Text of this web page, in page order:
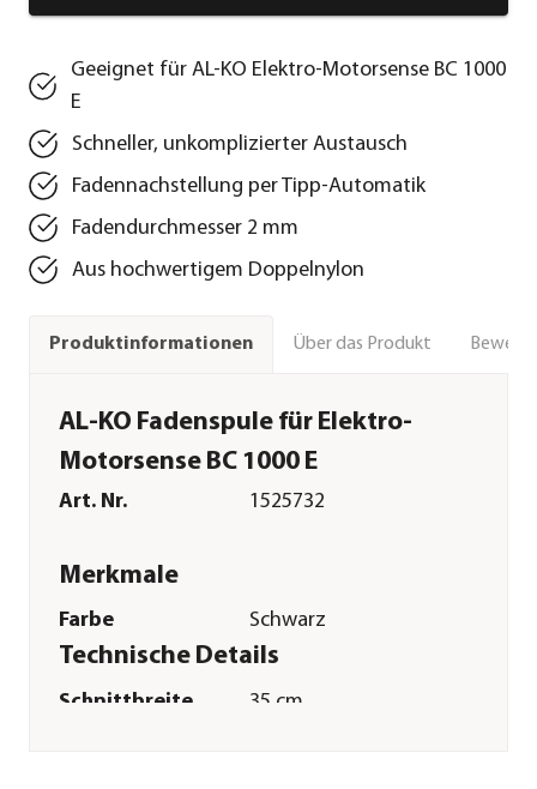
Geeignet für AL-KO Elektro-Motorsense BC 1000
E
Schneller, unkomplizierter Austausch
Fadennachstellung per Tipp-Automatik
Fadendurchmesser 2 mm
Aus hochwertigem Doppelnylon
Produktinformationen Über das Produkt
AL-KO Fadenspule für Elektro-
Motorsense BC 1000 E
Art. Nr. 1525732
Merkmale
Farbe Schwarz
Technische Details
Schnittbreite 35 cm